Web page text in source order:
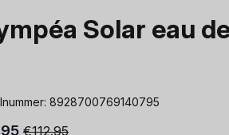
Solar eau
8928700769140795
€112.95